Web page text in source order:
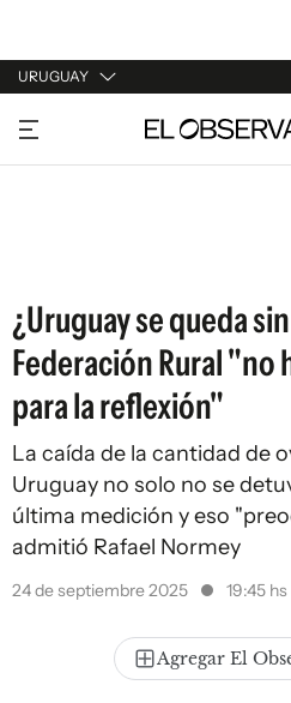
URUGUAY
URUGUAY
ARGENTINA
¿Uruguay se queda
Federación Rural "no
para la reflexión"
La caída de la cantidad de
Uruguay no solo no se
última medición y eso
admitió Rafael Normey
24 de septiembre 2025 19:45 hs
Agregar El